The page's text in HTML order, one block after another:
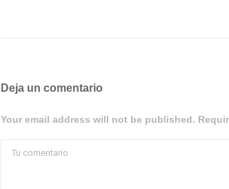
Deja un comentario
Your email address will not be published.